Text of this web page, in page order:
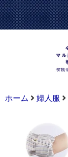
ホーム 婦人服